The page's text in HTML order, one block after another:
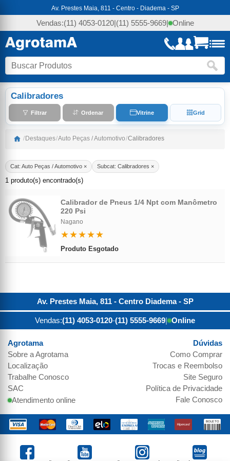
Av. Prestes Maia, 811 - Centro - Diadema - SP
Vendas:(11) 4053-0120|(11) 5555-9669| Online
Calibradores
Filtrar Ordenar Vitrine Grid
/ Destaques/Auto Peças / Automotivo/Calibradores
Cat: Auto Peças / Automotivo × Subcat: Calibradores ×
1 produto(s) encontrado(s)
Calibrador de Pneus 1/4 Npt com Manômetro
220 Psi
Nagano
★★★★★
Produto Esgotado
Av. Prestes Maia, 811 - Centro Diadema- SP
Vendas:(11) 4053-0120-(11) 5555-9669| Online
Agrotama
Sobre aAgrotama
Localização
Trabalhe Conosco
SAC
Atendimento online
Dúvidas
Como Comprar
Trocas e Reembolso
Site Seguro
Política de Privacidade
Fale Conosco